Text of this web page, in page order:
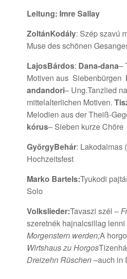
Leitung: Imre Sallay
ZoltánKodály: Szép szavú
Muse des schönen
LajosBárdos: Dana-dana–
Motiven aus Siebenbürgen
andandori– Ung.Tanzlied
mittelalterlichen Motiven.
Melodien aus der Theiß-
kórus– Sieben kurze Chöre
GyörgyBehár: Lakodalmas
Hochzeitsfest
Marko Bartels:Tyukodi
Solo
Volkslieder:Tavaszi szél –
szeretnék hajnalcsillag lenni
Morgenstern werden;A
Wirtshaus zu Horgos
Dreizehn Rüschen –auch in